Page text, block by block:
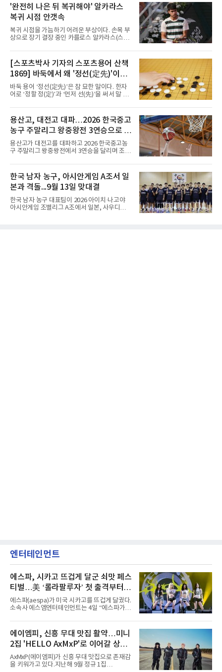
3차전에서 이탈리아를 3-1(25-14 25-19 13-25
25-20)로 꺾었다. 푸에르토리코, 대만에 이은 3
연승으로 승점 9를 쌓아 조 1위에 올랐다. 24개
팀이 6개 팀씩 4개 조로 나뉘어 조별리그를 치르
며 각 조 상위 4개 팀이 16강에 진출한다.지난해
U-16 아시아선수권 우승으로 처음 이 대회에 나
종반 점수 차를 벌려 승점 3을 챙겼다.블로킹은
7-16으로 밀렸지만 한국보다
'완전히 나은 뒤 복귀해야' 알카라스
복귀 시점 안갯속
복귀 시점을 가늠하기 어려운 부상이다. 손목 부
상으로 장기 결장 중인 카를로스 알카라스(스페
을지 관심이 쏠린다.얀니크 신네르(이탈리아)와
정상을 다투던 알카라스는 지난 4월 바르셀로나
오픈 이후 넉 달째 남자프로테니스(ATP) 투어 경
기에 나서지 못하고 있다. 9일 영국 BBC 등에 따
르면 그는 손목 힘줄을 감싸는 활막에 염증이 생
기는 건초염을 앓고 있다.이 부상이 까다로운 이
유가 있다. 반복적으로 라켓을 쥐고 휘두르는 동
최장 1년의 회복이 필요하다. 알카라스는 수술
은 받지 않았다. 라켓
[스포츠박사 기자의 스포츠용어 산책
1869] 바둑에서 왜 '정선(定先)'이라
말할까
바둑 용어 ‘정선(定先)’은 참 묘한 말이다. 한자
어로 ‘정할 정(定)’과 ‘먼저 선(先)’을 써서 말 그
이 먼저 두되 백에게 덤을 주지 않는 방식이다.
요즘 프로기사들의 대국은 대부분 ‘호선(互
先)’으로 치러지고, 백에게 6집 반 또는 7집 반의
덤을 주는 것이 일반적이다. (본 코너 1868회 ‘바
둑에서 왜 ‘호선(互先)’이라 말할까‘ 참조) 반면
정선에서는 흑이 먼저 두는 대신 덤이 없다. 한국
기원 역시 기력 차이를 표시하는 기준에서 정선
상선(先相先), 선이선(先二先) 등 여러 단계가
용산고, 대전고 대파…2026 한국중고
농구 주말리그 왕중왕전 3연승으로 조
1위 16강 진출
용산고가 대전고를 대파하고 2026 한국중고농
구 주말리그 왕중왕전에서 3연승을 달리며 조 1
우슬체육관에서 열린 대회 남고부 B조 예선 3차
전에서 대전고를 상대로 주전 선수들의 고른 활
약을 앞세워 108-33으로 대승을 거뒀다.용산고
는 배대범이 22점, 김민기가 19점, 이승민이 13
점을 올리며 공격을 이끌었다. 경기 초반부터 주
도권을 잡은 용산고는 일찌감치 승기를 굳히며
대전고에 큰 점수 차 승리를 거뒀다.이로써 용산
한국 남자 농구, 아시안게임 A조서 일
본과 격돌...9월 13일 맞대결
한국 남자 농구 대표팀이 2026 아이치·나고야
아시안게임 조별리그 A조에서 일본, 사우디아라
엔터테인먼트
에스파, 시카고 뜨겁게 달군 쇠맛 페스
티벌…美 ‘롤라팔루자’ 첫 출격부터
증명한 존재감
에스파(aespa)가 미국 시카고를 뜨겁게 달궜다.
소속사 에스엠엔터테인먼트는 4일 “에스파가
서 열린 ‘롤라팔루자 시카고’(Lollapalooza
Chicago)의 알리안츠 스테이지에 올랐다”며
“총 14곡으로 구성된 세트리스트를 선사, 데뷔 7
년 차다운 노련한 무대 매너와 파워풀한 에너지
로 현장의 분위기를 압도했다”고 밝혔다.1991
년 시작된 ‘롤라팔루자’는 8개 스테이지, 170여
팀의 아티스트와 40만 명 이상의 관객이 운집하
에이엠피, 신흥 무대 맛집 활약…미니
2집 'HELLO AxMxP'로 이어갈 상승
세
AxMxP(에이엠피)가 신흥 무대 맛집으로 존재감
을 키워가고 있다.지난해 9월 정규 1집